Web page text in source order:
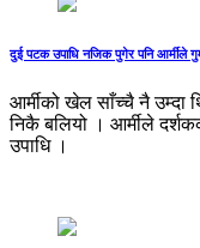
दुई पटक उपाधि नजिक पुगेर पनि आर्मीले
आर्मीको खेल साँच्चै नै उम्दा
निकै बलियो । आर्मीले
उपाधि ।